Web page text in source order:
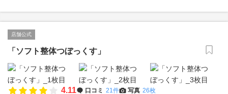
店舗公式
「ソフト整体つぼっくす」
4.11 口コミ 21件 写真 26枚